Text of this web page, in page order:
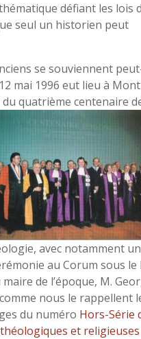
défiant les lois
seul un historien peut
se souviennent
mai 1996 eut lieu à
quatrième centenaire
avec notamment
au Corum sous le
de l’époque, M.
nous le rappellent
du numéro Hors-Série
et religieuses